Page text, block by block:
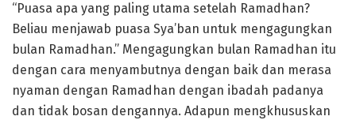
“Puasa apa yang paling utama setelah Ramadhan?
Beliau menjawab puasa Sya’ban untuk mengagungkan
bulan Ramadhan.” Mengagungkan bulan Ramadhan itu
dengan cara menyambutnya dengan baik dan merasa
nyaman dengan Ramadhan dengan ibadah padanya
dan tidak bosan dengannya. Adapun mengkhususkan